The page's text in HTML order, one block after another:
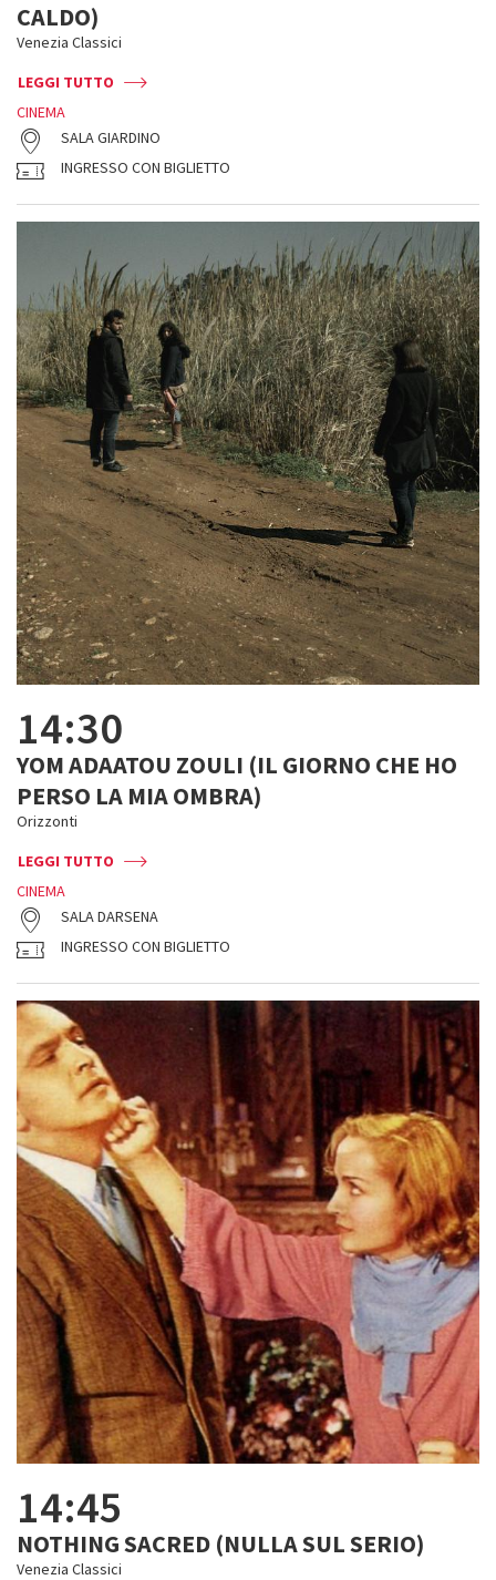
CALDO)
Venezia Classici
LEGGI TUTTO
CINEMA
SALA GIARDINO
INGRESSO CON BIGLIETTO
14:30
YOM ADAATOU ZOULI (IL GIORNO CHE HO
PERSO LA MIA OMBRA)
Orizzonti
LEGGI TUTTO
CINEMA
SALA DARSENA
INGRESSO CON BIGLIETTO
14:45
NOTHING SACRED (NULLA SUL SERIO)
Venezia Classici